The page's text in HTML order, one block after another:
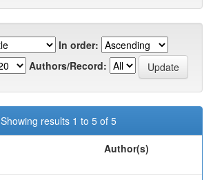
In order:
Authors/Record:
Showing results 1 to 5 of 5
Author(s)